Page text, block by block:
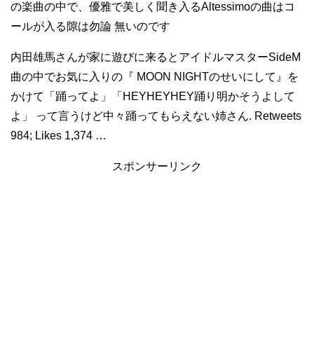
の楽曲の中で、優雅で美しく聞き入るAltessimoの曲はコ
ールが入る隙は勿論 無いのです
内田雄馬さんが家に遊びに来るとアイドルマスターSideM
曲の中でお気に入りの『 MOON NIGHTのせいにして』を
かけて「踊ってよ」「HEYHEYHEY踊り明かそうよして
よ」 って言うけど中々踊ってもらえない姉さん. Retweets
984; Likes 1,374 …
スポンサーリンク